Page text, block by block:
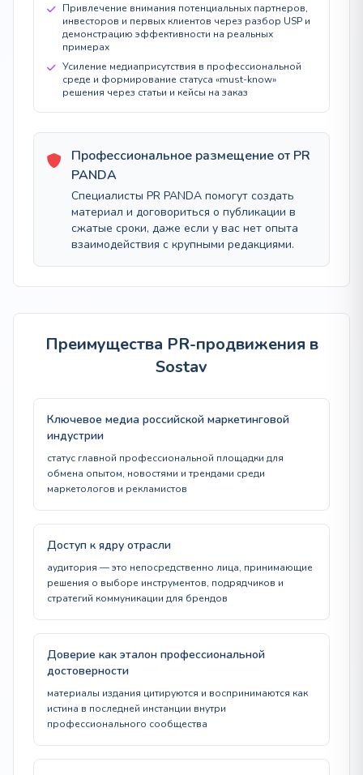
Привлечение внимания потенциальных партнеров,
инвесторов и первых клиентов через разбор USP и
демонстрацию эффективности на реальных
примерах
Усиление медиаприсутствия в профессиональной
среде и формирование статуса «must-know»
решения через статьи и кейсы на заказ
Профессиональное размещение от PR
PANDA
Специалисты PR PANDA помогут создать
материал и договориться о публикации в
сжатые сроки, даже если у вас нет опыта
взаимодействия с крупными редакциями.
Преимущества PR-продвижения в
Sostav
Ключевое медиа российской маркетинговой
индустрии
статус главной профессиональной площадки для
обмена опытом, новостями и трендами среди
маркетологов и рекламистов
Доступ к ядру отрасли
аудитория — это непосредственно лица, принимающие
решения о выборе инструментов, подрядчиков и
стратегий коммуникации для брендов
Доверие как эталон профессиональной
достоверности
материалы издания цитируются и воспринимаются как
истина в последней инстанции внутри
профессионального сообщества